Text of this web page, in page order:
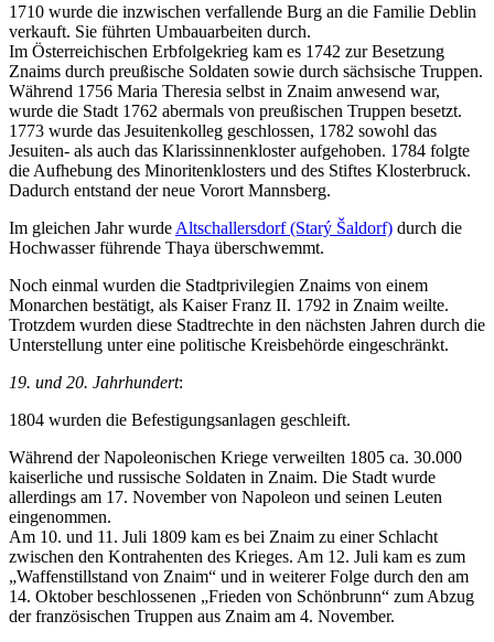
1710 wurde die inzwischen verfallende Burg an die Familie Deblin
verkauft. Sie führten Umbauarbeiten durch.
Im Österreichischen Erbfolgekrieg kam es 1742 zur Besetzung
Znaims durch preußische Soldaten sowie durch sächsische Truppen.
Während 1756 Maria Theresia selbst in Znaim anwesend war,
wurde die Stadt 1762 abermals von preußischen Truppen besetzt.
1773 wurde das Jesuitenkolleg geschlossen, 1782 sowohl das
Jesuiten- als auch das Klarissinnenkloster aufgehoben. 1784 folgte
die Aufhebung des Minoritenklosters und des Stiftes Klosterbruck.
Dadurch entstand der neue Vorort Mannsberg.
Im gleichen Jahr wurde Altschallersdorf (Starý Šaldorf) durch die
Hochwasser führende Thaya überschwemmt.
Noch einmal wurden die Stadtprivilegien Znaims von einem
Monarchen bestätigt, als Kaiser Franz II. 1792 in Znaim weilte.
Trotzdem wurden diese Stadtrechte in den nächsten Jahren durch die
Unterstellung unter eine politische Kreisbehörde eingeschränkt.
19. und 20. Jahrhundert:
1804 wurden die Befestigungsanlagen geschleift.
Während der Napoleonischen Kriege verweilten 1805 ca. 30.000
kaiserliche und russische Soldaten in Znaim. Die Stadt wurde
allerdings am 17. November von Napoleon und seinen Leuten
eingenommen.
Am 10. und 11. Juli 1809 kam es bei Znaim zu einer Schlacht
zwischen den Kontrahenten des Krieges. Am 12. Juli kam es zum
„Waffenstillstand von Znaim“ und in weiterer Folge durch den am
14. Oktober beschlossenen „Frieden von Schönbrunn“ zum Abzug
der französischen Truppen aus Znaim am 4. November.